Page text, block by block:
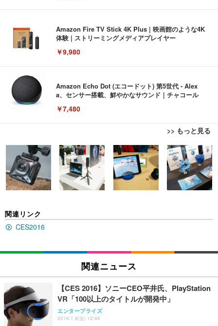
Amazon Fire TV Stick 4K Plus | 映画館のような4K
体験 | ストリーミングメディアプレイヤー
￥9,980
Amazon Echo Dot (エコードット) 第5世代 - Alex
a、センサー搭載、鮮やかなサウンド｜チャコール
￥7,480
>> もっと見る
[EdoErgo] オフィスチェア 椅子 テレワーク 疲れな
い 跳ね上げ式アームレスト コンパクト 約105度ロッ
キング pc 事務椅子 360度回転 座面昇降 強化ナイロ
ン樹脂ベース 通気性メッシュ 在宅ワーク H-WY01
(黒網+黒枠+黒足)
￥5,699
ュチェア 人間工学 疲れない ブラック
Sezlife オフィスチェア デスクチェア 疲れない テレ
ワーク チェア 強化バックレスト 30度ロッキング機
レスト 3Dヘッドレスト ハンガー付き 高反発クッシ
ョン PCチェア 通気性メッシュ ゲーミング/勉強/事
務用 おしゃれ パソコンチェア (ブラック)
￥7,680
Sezlife オフィスチェア デスクチェア 疲れない テレ
EIZO ビジネス向けプレミアムモニター | FlexScan
EV3240X-WT | 31.5型4K UHD・USB Type-C・ホワ
イト
￥105,595
【純正品】27"ゲーミングモニター DualSense 充電
フック付き（CFI-ZDM1J）
￥49,979
【整備済み品】Dell E2724HS 27インチ 液晶モニタ
Amazonベーシック ペットシーツ 薄型 レギュラー 1
回使い捨て 無香料 ホワイト 300枚
￥3,373
x2袋(84枚) ホワイト(吸収面:ライトブルー)
ネオ・ルーライフ ネオ・オムツ L 中型犬用 26枚入
り 単品
￥1,800
Smart Basic(スマートベーシック) 【Amazon.co.jp
関連リンク
CES2016
関連ニュース
【CES 2016】ソニーCEO平井氏、PlayStation
VR「100以上のタイトルが開発中」
エンタープライズ
2016.1.8(金) 12:46